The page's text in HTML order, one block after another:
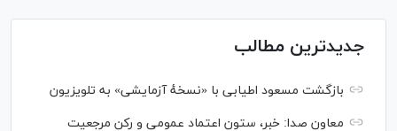
جدیدترین مطالب
بازگشت مسعود اطیابی با «نسخهٔ آزمایشی» به تلویزیون
معاون صدا: خبر، ستون اعتماد عمومی و رکن مرجعیت